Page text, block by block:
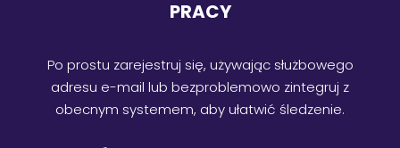
PRACY
Po prostu zarejestruj się, używając służbowego
adresu e-mail lub bezproblemowo zintegruj z
obecnym systemem, aby ułatwić śledzenie.